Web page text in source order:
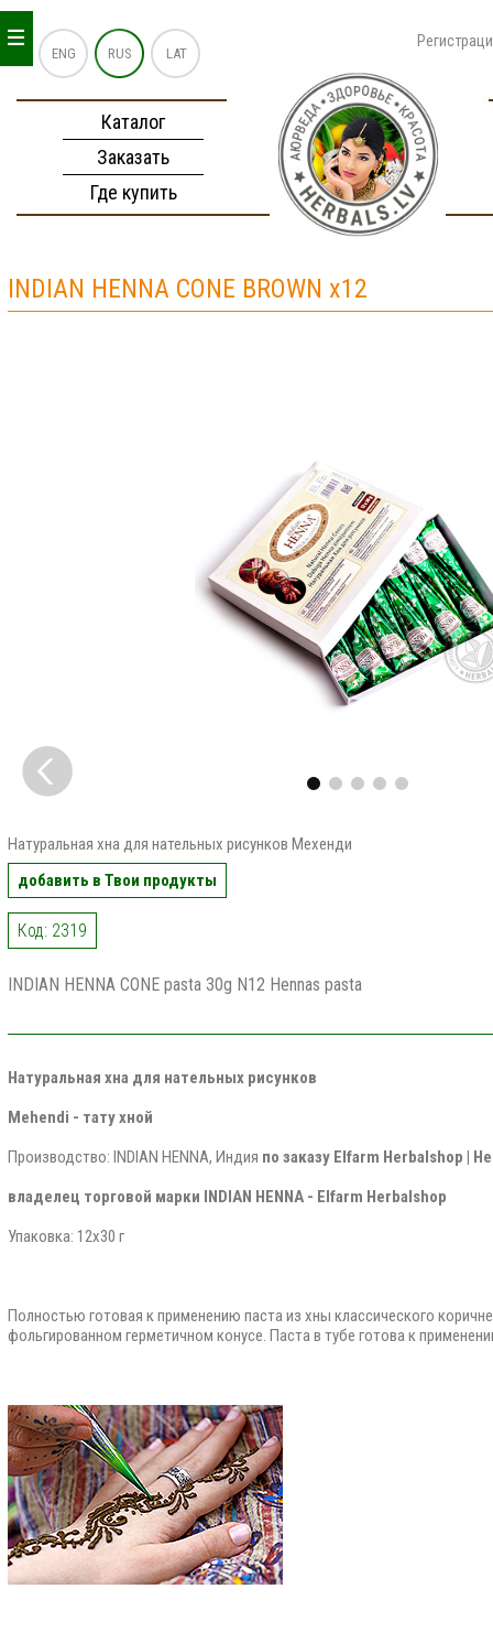
ENG RUS LAT
Каталог
Заказать
Где купить
_
_
_
INDIAN HENNA CONE BROWN x12
Натуральная хна для нательных рисунков Мехенди
добавить в Твои продукты
Код: 2319
INDIAN HENNA CONE pasta 30g N12 Hennas pasta
Натуральная хна для нательных рисунков
Mehendi - тату хной
Производство: INDIAN HENNA, Индия по заказу Elfarm Herbalshop |
владелец торговой марки INDIAN HENNA - Elfarm Herbalshop
Упаковка: 12x30 г
Полностью готовая к применению паста из хны классического
фольгированном герметичном конусе. Паста в тубе готова к